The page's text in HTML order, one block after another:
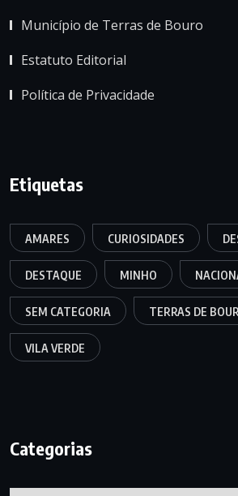
Município de Terras de Bouro
Estatuto Editorial
Política de Privacidade
Etiquetas
AMARES CURIOSIDADES
DESTAQUE MINHO
SEM CATEGORIA TERRAS DE
VILA VERDE
Categorias